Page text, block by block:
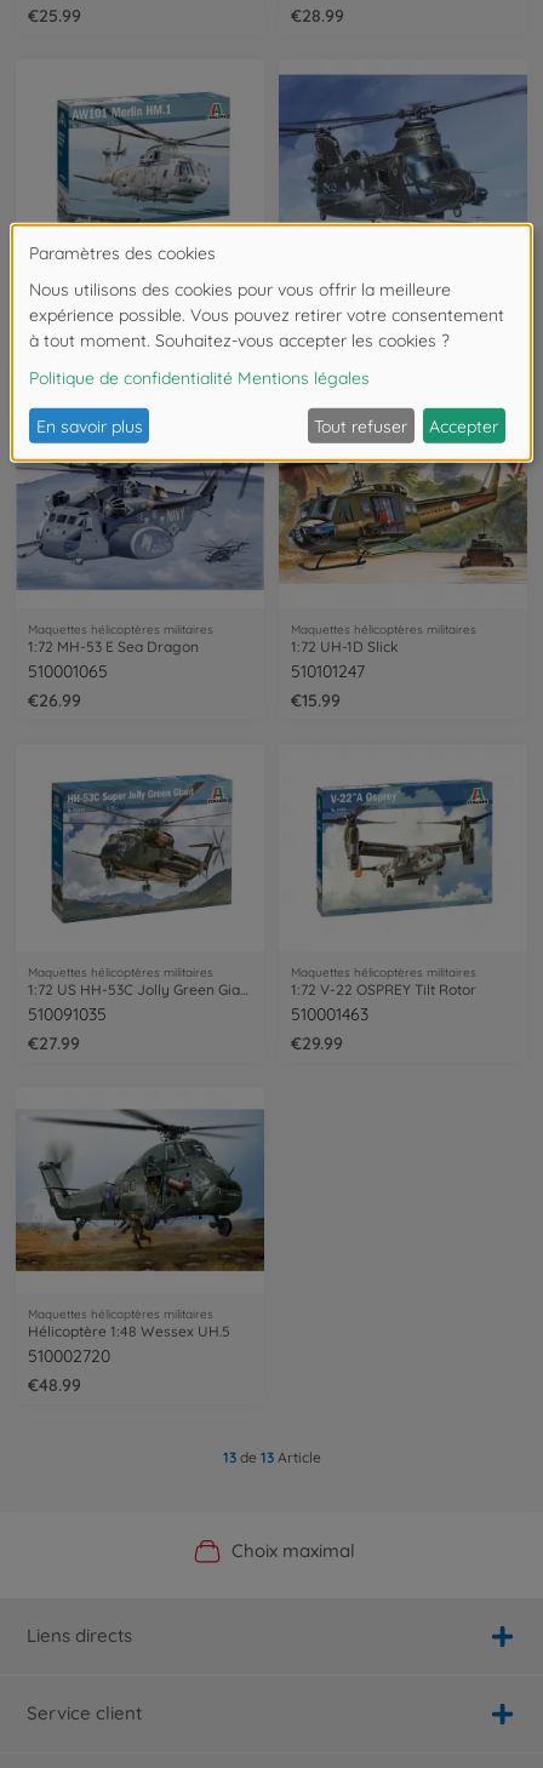
€25.99
€28.99
Maquettes hélicoptères militaires
1:72 AW-101 Merlin HM.1
510001486
Maquettes hélicoptères militaires
510001218
Maquettes hélicoptères militaires
1:72 MH-53 E Sea Dragon
510001065
€26.99
Maquettes hélicoptères militaires
1:72 UH-1D Slick
510101247
€15.99
Maquettes hélicoptères militaires
510091035
€27.99
Maquettes hélicoptères militaires
1:72 V-22 OSPREY Tilt Rotor
510001463
€29.99
Maquettes hélicoptères militaires
Hélicoptère 1:48 Wessex UH.5
510002720
€48.99
13de 13Article
Boutique officielle du fabricant
Choix maximal
Service personnalisé
Livraison rapide
Liens directs
Service client